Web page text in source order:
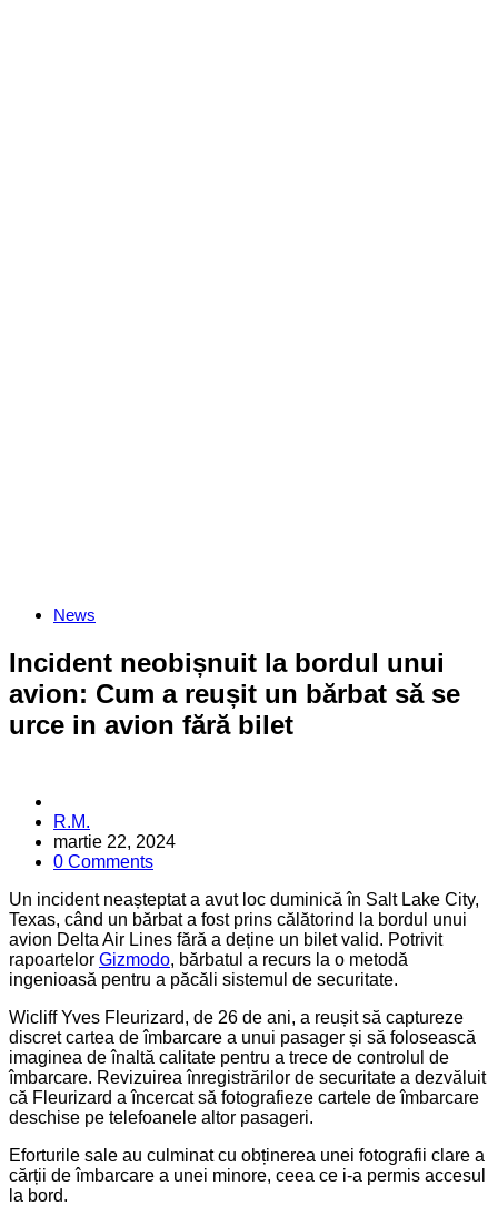
Categories
News
Incident neobișnuit la bordul unui
avion: Cum a reușit un bărbat să se
urce in avion fără bilet
Posted
by
R.M.
martie 22, 2024
0 Comments
Un incident neașteptat a avut loc duminică în Salt Lake City,
Texas, când un bărbat a fost prins călătorind la bordul unui
avion Delta Air Lines fără a deține un bilet valid. Potrivit
rapoartelor Gizmodo, bărbatul a recurs la o metodă
ingenioasă pentru a păcăli sistemul de securitate.
Wicliff Yves Fleurizard, de 26 de ani, a reușit să captureze
discret cartea de îmbarcare a unui pasager și să folosească
imaginea de înaltă calitate pentru a trece de controlul de
îmbarcare. Revizuirea înregistrărilor de securitate a dezvăluit
că Fleurizard a încercat să fotografieze cartele de îmbarcare
deschise pe telefoanele altor pasageri.
Eforturile sale au culminat cu obținerea unei fotografii clare a
cărții de îmbarcare a unei minore, ceea ce i-a permis accesul
la bord.